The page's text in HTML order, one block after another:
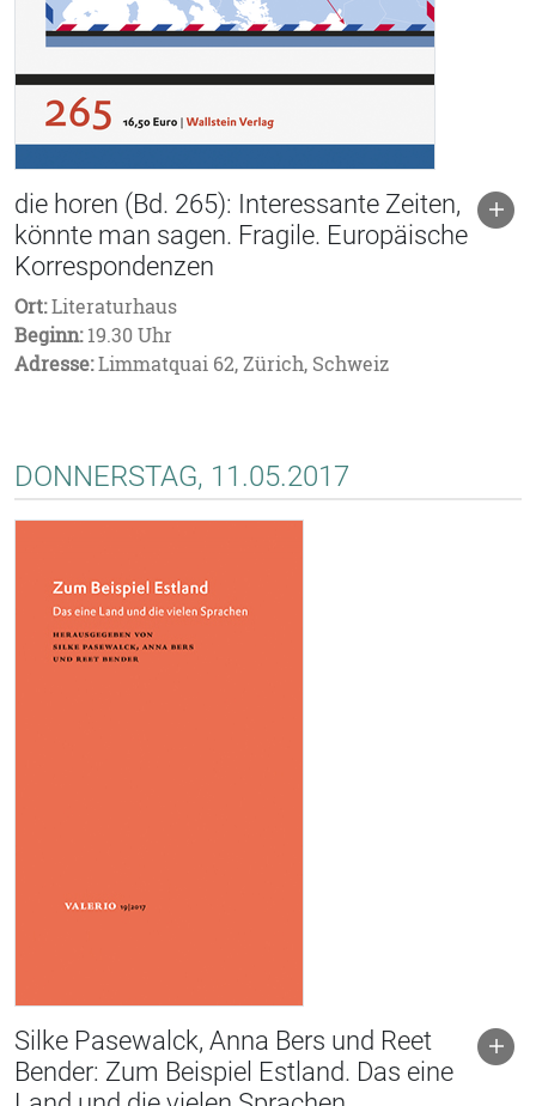
die horen (Bd. 265): Interessante Zeiten,
könnte man sagen. Fragile. Europäische
Korrespondenzen
Ort:Literaturhaus
Beginn:19.30 Uhr
Adresse:Limmatquai 62, Zürich, Schweiz
DONNERSTAG, 11.05.2017
Silke Pasewalck, Anna Bers und Reet
Bender: Zum Beispiel Estland. Das eine